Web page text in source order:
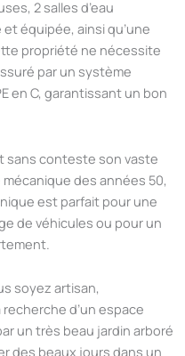
2 salles d’eau
équipée, ainsi qu’une
propriété ne nécessite
par un système
en C, garantissant un bon
sans conteste son vaste
des années 50,
est parfait pour une
de véhicules ou pour un
soyez artisan,
d’un espace
un très beau jardin arboré
des beaux jours dans un